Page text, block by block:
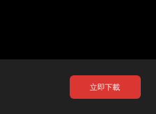
立即下載